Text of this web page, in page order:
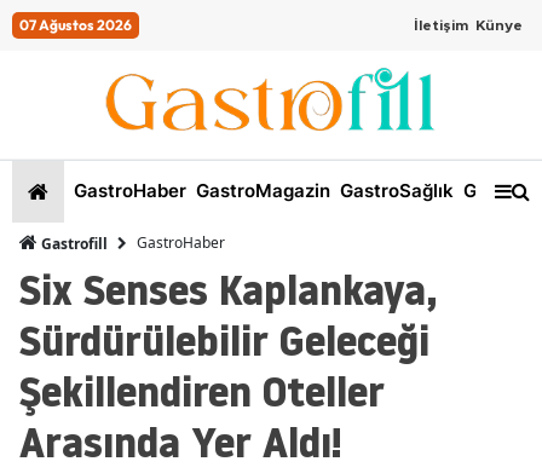
07 Ağustos 2026 İletişim Künye
GastroHaber GastroMagazin GastroSağlık
Gastrofill GastroHaber
Six Senses Kaplankaya,
Sürdürülebilir Geleceği
Şekillendiren Oteller
Arasında Yer Aldı!